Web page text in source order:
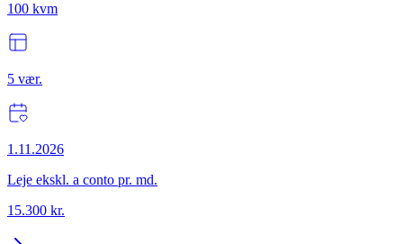
100 kvm
5 vær.
1.11.2026
Leje ekskl. a conto pr. md.
15.300 kr.